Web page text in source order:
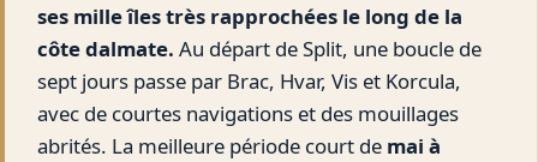
ses mille îles très rapprochées le long de la
côte dalmate. Au départ de Split, une boucle de
sept jours passe par Brac, Hvar, Vis et Korcula,
avec de courtes navigations et des mouillages
abrités. La meilleure période court de mai à